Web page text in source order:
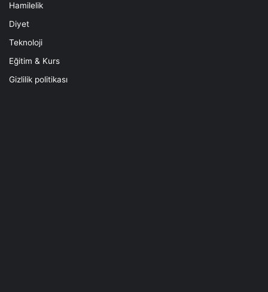
Hamilelik
Diyet
Teknoloji
Eğitim & Kurs
Gizlilik politikası